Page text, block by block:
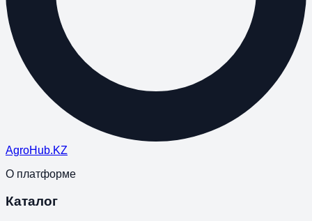
AgroHub.KZ
О платформе
Каталог